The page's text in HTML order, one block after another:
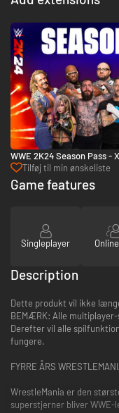
WWE 2K24 Season Pass -
One & Xbox Series X|S
Tilføj til min ønskeliste
Game features
Singleplayer
Description
Dette produkt vil ikke
BEMÆRK: Alle
Derefter vil alle
fungere.
FYRRE ÅRS
WrestleMania er den
superstjerner bliver